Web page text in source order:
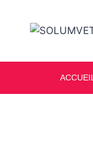
ACCUEIL